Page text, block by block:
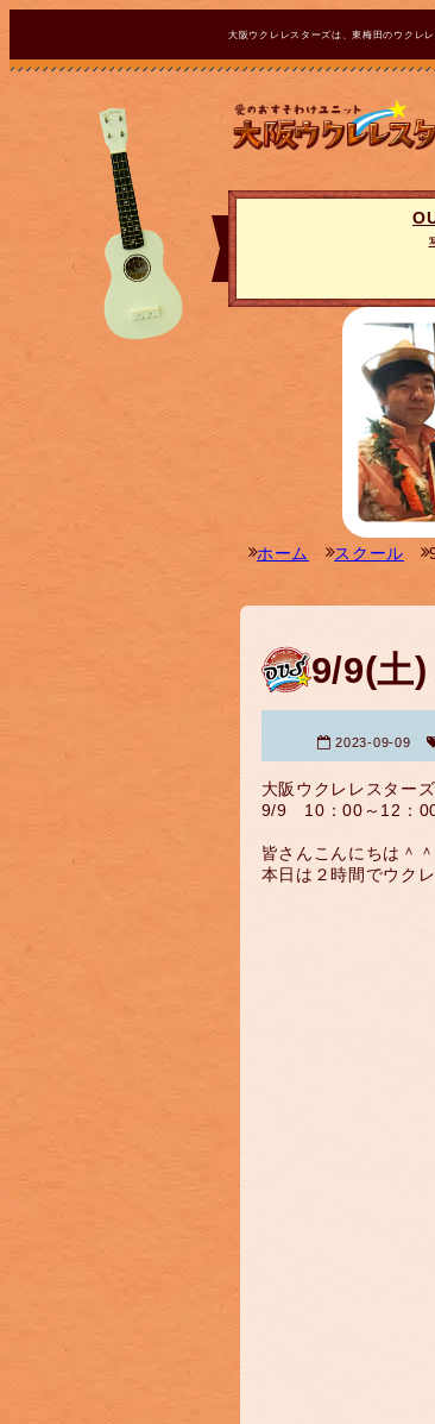
大阪ウクレレスターズは、東梅田のウクレ
ホーム スクール
9/9(土
2023-09-09
大阪ウクレレスターズ
9/9 10：00～12：
皆さんこんにちは＾＾
本日は２時間でウク